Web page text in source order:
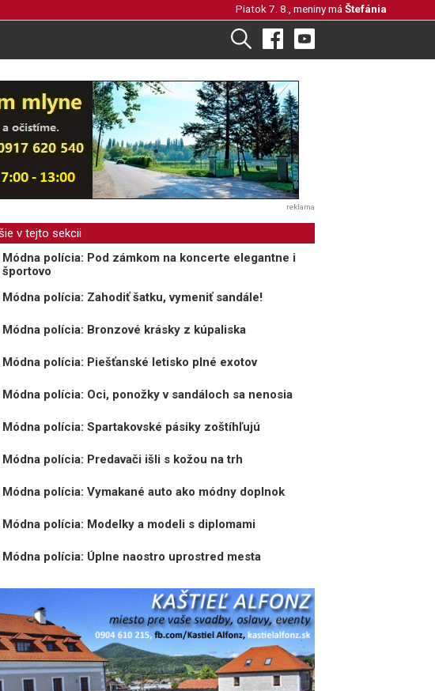
Piatok 7. 8., meniny má Štefánia
reklama
v tejto sekcii
Módna polícia: Pod zámkom na koncerte elegantne i
športovo
Módna polícia: Zahodiť šatku, vymeniť sandále!
Módna polícia: Bronzové krásky z kúpaliska
Módna polícia: Piešťanské letisko plné exotov
Módna polícia: Oci, ponožky v sandáloch sa nenosia
Módna polícia: Spartakovské pásiky zoštíhľujú
Módna polícia: Predavači išli s kožou na trh
Módna polícia: Vymakané auto ako módny doplnok
Módna polícia: Modelky a modeli s diplomami
Módna polícia: Úplne naostro uprostred mesta